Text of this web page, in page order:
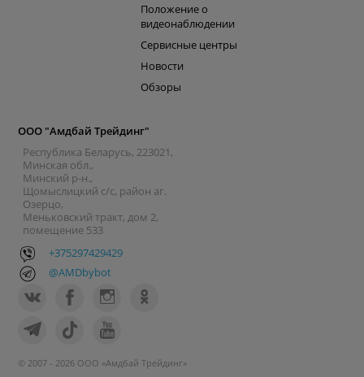
Положение о
видеонаблюдении
Сервисные центры
Новости
Обзоры
ООО "Амдбай Трейдинг"
Республика Беларусь, 223021,
Минская обл.,
Минский р-н.,
Щомыслицкий с/с, район аг.
Озерцо,
Меньковский тракт, дом 2,
помещение 533
+375297429429
@AMDbybot
© 2007 - 2026 ООО «Амдбай Трейдинг»